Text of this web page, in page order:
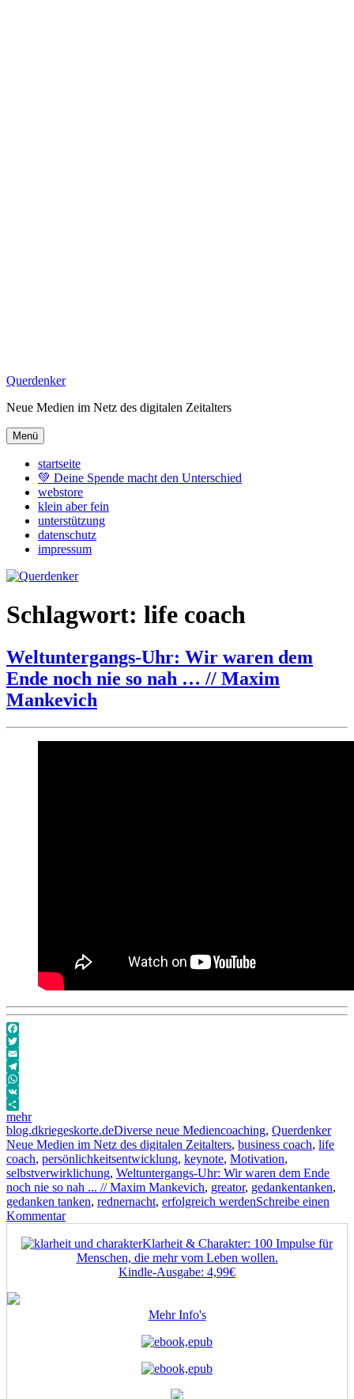
Zum
springen
Querdenker
Neue Medien im Netz des digitalen Zeitalters
Menü
startseite
💚 Deine Spende macht den Unterschied
webstore
klein aber fein
unterstützung
datenschutz
impressum
Schlagwort: life coach
Weltuntergangs-Uhr: Wir waren dem
Ende noch nie so nah … // Maxim
Mankevich
Facebook
Twitter
Email
Telegram
WhatsApp
VK
mehr
Autor
blog.dkriegeskorte.deVeröffentlicht
am
Kategorien
Diverse neue MedienSchlagwörter
coaching, Querdenker
Neue Medien im Netz des digitalen Zeitalters, business coach, life
coach, persönlichkeitsentwicklung, keynote, Motivation,
selbstverwirklichung, Weltuntergangs-Uhr: Wir waren dem Ende
noch nie so nah ... // Maxim Mankevich, greator, gedankentanken,
gedanken tanken, rednernacht, erfolgreich werdenSchreibe einen
Kommentarzu
Uhr:
Wir
Klarheit & Charakter: 100 Impulse für
Menschen, die mehr vom Leben wollen.
Kindle-Ausgabe: 4,99€
Mehr Info's